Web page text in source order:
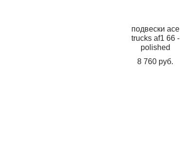
подвески ace
trucks af1 66 -
polished
8 760 pуб.